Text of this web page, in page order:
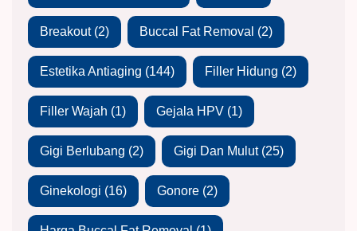
Breakout(2) Buccal Fat Removal (2)
Estetika Antiaging (144) Filler Hidung (2)
Filler Wajah (1) Gejala HPV (1)
Gigi Berlubang (2) Gigi Dan Mulut(25)
Ginekologi (16) Gonore (2)